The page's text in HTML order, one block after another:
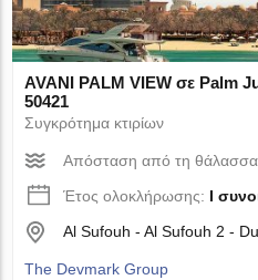
AVANI PALM VIEW σε Palm
50421
Συγκρότημα κτιρίων
Απόσταση από τη
Έτος ολοκλήρωσης: I
Al Sufouh - Al Sufouh 2 -
The Devmark Group